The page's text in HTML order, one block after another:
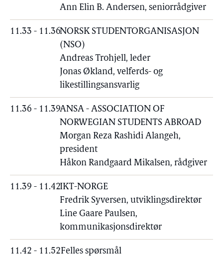
Ann Elin B. Andersen, seniorrådgiver
11.33 - 11.36NORSK STUDENTORGANISASJON
(NSO)
Andreas Trohjell, leder
Jonas Økland, velferds- og
likestillingsansvarlig
11.36 - 11.39ANSA - ASSOCIATION OF
NORWEGIAN STUDENTS ABROAD
Morgan Reza Rashidi Alangeh,
president
Håkon Randgaard Mikalsen, rådgiver
11.39 - 11.42IKT-NORGE
Fredrik Syversen, utviklingsdirektør
Line Gaare Paulsen,
kommunikasjonsdirektør
11.42 - 11.52Felles spørsmål